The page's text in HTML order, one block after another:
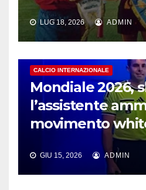
LUG 18, 2026 ADMIN
CALCIO INTERNAZIONALE
Mondiale 2026,
l’assistente
movimento
GIU 15, 2026 ADMIN